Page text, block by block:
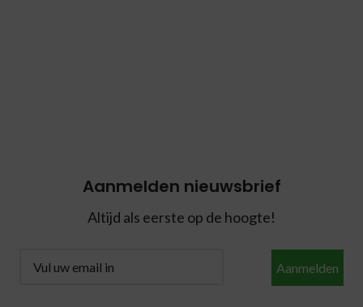
Aanmelden nieuwsbrief
Altijd als eerste op de hoogte!
Aanmelden